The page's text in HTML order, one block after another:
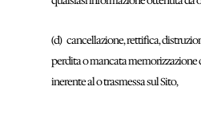
(d) cancellazione, rettifica,
perdita o mancata
inerente al o trasmessa sul Sito,